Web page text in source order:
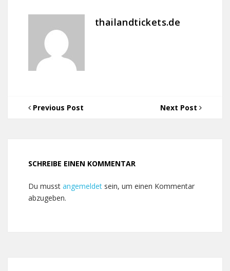
thailandtickets.de
Previous Post Next Post
SCHREIBE EINEN KOMMENTAR
Du musst angemeldet sein, um einen Kommentar
abzugeben.